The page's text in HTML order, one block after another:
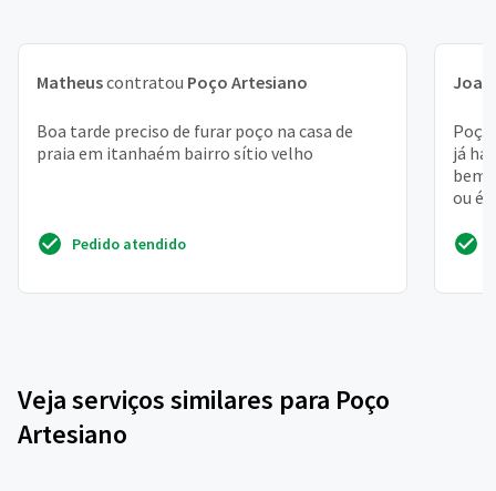
Matheuscontratou Poço Artesiano
Boa tarde preciso de furar poço na casa de
praia em itanhaém bairro sítio velho
Pedido atendido
já
bem
ou é
Veja serviços similares para Poço
Artesiano